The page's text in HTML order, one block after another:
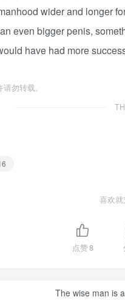
wider and longer
even bigger penis,
have had more
勿转载。
喜欢
点赞8
The wise man is